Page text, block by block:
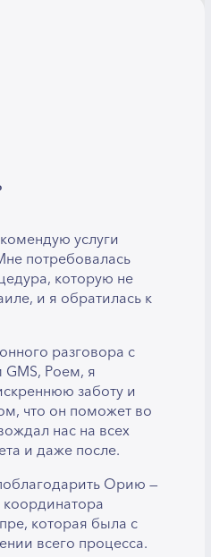
услуги
потребовалась
которую не
и я обратилась к
разговора с
Роем, я
заботу и
что он поможет во
нас на всех
и даже после.
Орию —
которая была с
всего процесса.